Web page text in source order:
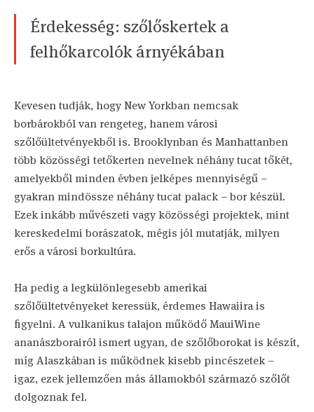
Érdekesség: szőlőskertek a
felhőkarcolók árnyékában
Kevesen tudják, hogy New Yorkban nemcsak
borbárokból van rengeteg, hanem városi
szőlőültetvényekből is. Brooklynban és Manhattanben
több közösségi tetőkerten nevelnek néhány tucat tőkét,
amelyekből minden évben jelképes mennyiségű –
gyakran mindössze néhány tucat palack – bor készül.
Ezek inkább művészeti vagy közösségi projektek, mint
kereskedelmi borászatok, mégis jól mutatják, milyen
erős a városi borkultúra.
Ha pedig a legkülönlegesebb amerikai
szőlőültetvényeket keressük, érdemes Hawaiira is
figyelni. A vulkanikus talajon működő MauiWine
ananászborairól ismert ugyan, de szőlőborokat is készít,
míg Alaszkában is működnek kisebb pincészetek –
igaz, ezek jellemzően más államokból származó szőlőt
dolgoznak fel.